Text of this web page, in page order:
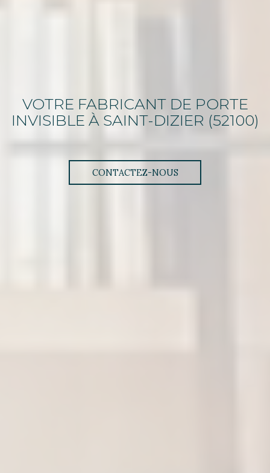
VOTRE FABRICANT DE PORTE
INVISIBLE À SAINT-DIZIER (52100)
CONTACTEZ-NOUS